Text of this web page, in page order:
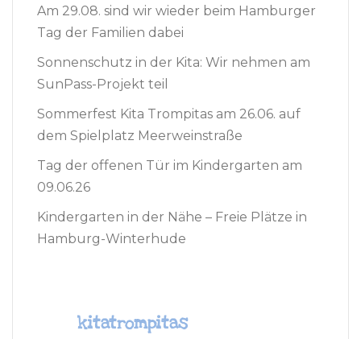
Am 29.08. sind wir wieder beim Hamburger
Tag der Familien dabei
Sonnenschutz in der Kita: Wir nehmen am
SunPass-Projekt teil
Sommerfest Kita Trompitas am 26.06. auf
dem Spielplatz Meerweinstraße
Tag der offenen Tür im Kindergarten am
09.06.26
Kindergarten in der Nähe – Freie Plätze in
Hamburg-Winterhude
kitatrompitas